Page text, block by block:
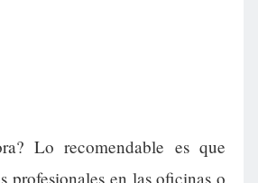
Lo recomendable es que
profesionales en las oficinas o